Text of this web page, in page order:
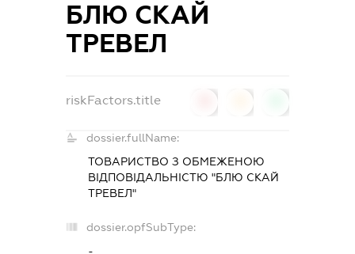
БЛЮ СКАЙ
ТРЕВЕЛ
riskFactors.title
dossier.fullName:
ТОВАРИСТВО З ОБМЕЖЕНОЮ
ВІДПОВІДАЛЬНІСТЮ "БЛЮ СКАЙ
ТРЕВЕЛ"
dossier.opfSubType:
-